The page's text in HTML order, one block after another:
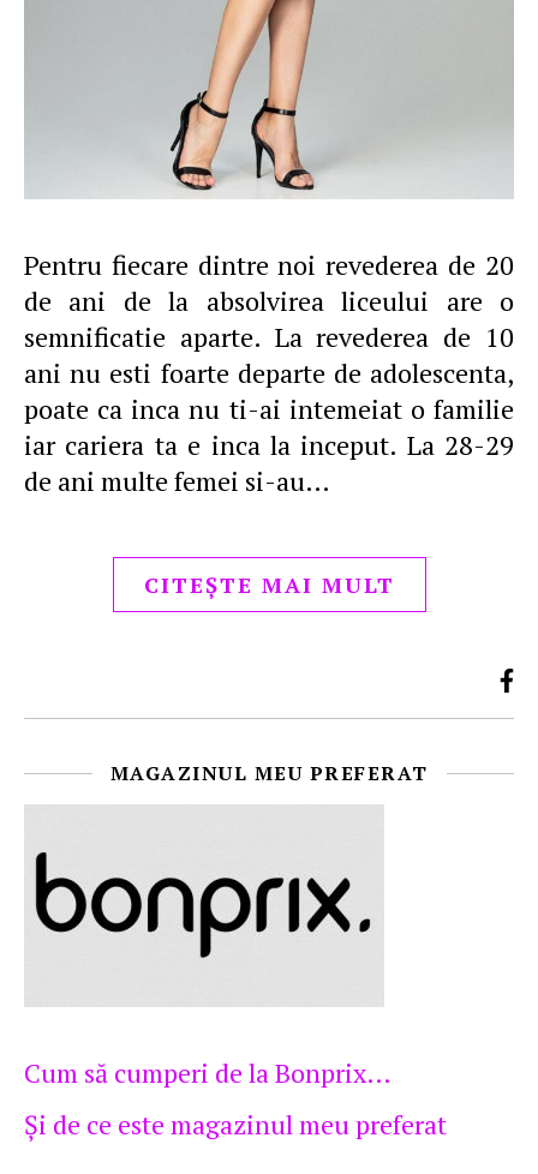
Pentru fiecare dintre noi revederea de 20
de ani de la absolvirea liceului are o
semnificatie aparte. La revederea de 10
ani nu esti foarte departe de adolescenta,
poate ca inca nu ti-ai intemeiat o familie
iar cariera ta e inca la inceput. La 28-29
de ani multe femei si-au…
CITEȘTE MAI MULT
MAGAZINUL MEU PREFERAT
Cum să cumperi de la Bonprix…
Şi de ce este magazinul meu preferat